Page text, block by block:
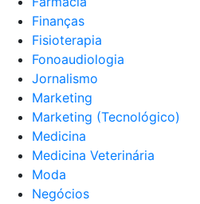
Finanças
Fisioterapia
Fonoaudiologia
Jornalismo
Marketing
Marketing (Tecnológico)
Medicina
Medicina Veterinária
Moda
Negócios